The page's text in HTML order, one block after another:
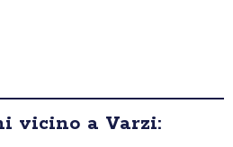
vicino a Varzi: